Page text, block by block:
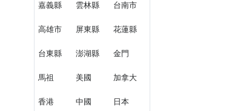
嘉義縣 雲林縣 台南市
高雄市 屏東縣 花蓮縣
台東縣 澎湖縣 金門
馬祖 美國 加拿大
香港 中國 日本